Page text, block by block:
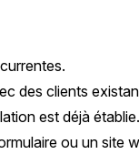
des clients
est déjà établie.
ou un site